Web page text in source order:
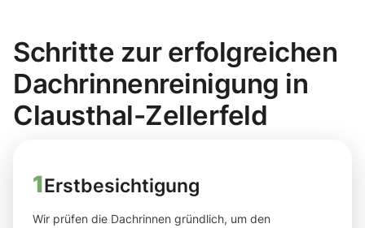
Schritte zur erfolgreichen
Dachrinnenreinigung in
Clausthal-Zellerfeld
1Erstbesichtigung
Wir prüfen die Dachrinnen gründlich, um den